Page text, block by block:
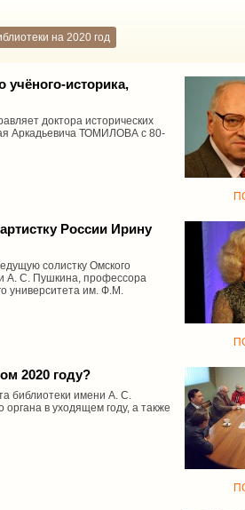
на 2020 год
историка,
доктора исторических
Аркадьевича ТОМИЛОВА с 80-
России Ирину
солистку Омского
А. С. Пушкина, профессора
университета им. Ф.М.
2020 году?
библиотеки имени А. С.
в уходящем году, а также